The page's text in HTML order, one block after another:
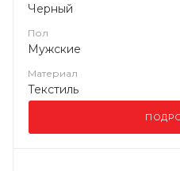
Черный
Пол
Мужские
Материал
Текстиль